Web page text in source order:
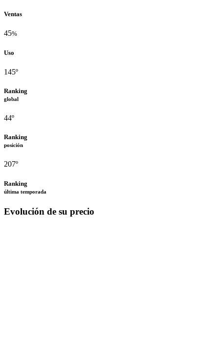
Ventas
45%
Uso
145º
Ranking
global
44º
Ranking
posición
207º
Ranking
última temporada
Evolución de su precio